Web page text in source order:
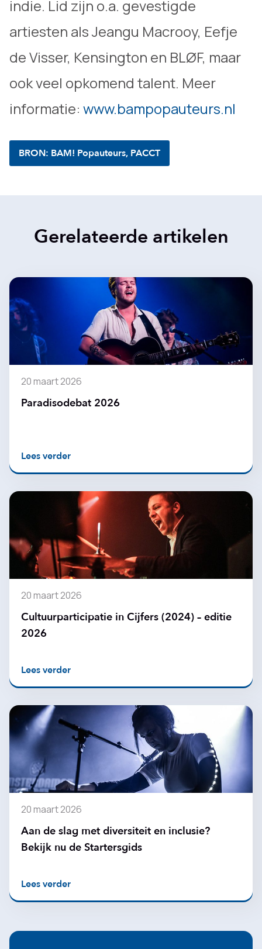
indie. Lid zijn o.a. gevestigde
artiesten als Jeangu Macrooy, Eefje
de Visser, Kensington en BLØF, maar
ook veel opkomend talent. Meer
informatie: www.bampopauteurs.nl
BRON: BAM! Popauteurs, PACCT
Gerelateerde artikelen
20 maart 2026
Paradisodebat 2026
Lees verder
20 maart 2026
Cultuurparticipatie in Cijfers (2024) – editie
2026
Lees verder
20 maart 2026
Aan de slag met diversiteit en inclusie?
Bekijk nu de Startersgids
Lees verder